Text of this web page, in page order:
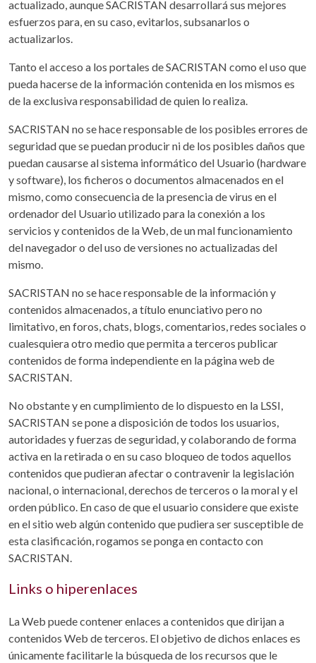
actualizado, aunque SACRISTAN desarrollará sus mejores
esfuerzos para, en su caso, evitarlos, subsanarlos o
actualizarlos.
Tanto el acceso a los portales de SACRISTAN como el uso que
pueda hacerse de la información contenida en los mismos es
de la exclusiva responsabilidad de quien lo realiza.
SACRISTAN no se hace responsable de los posibles errores de
seguridad que se puedan producir ni de los posibles daños que
puedan causarse al sistema informático del Usuario (hardware
y software), los ficheros o documentos almacenados en el
mismo, como consecuencia de la presencia de virus en el
ordenador del Usuario utilizado para la conexión a los
servicios y contenidos de la Web, de un mal funcionamiento
del navegador o del uso de versiones no actualizadas del
mismo.
SACRISTAN no se hace responsable de la información y
contenidos almacenados, a título enunciativo pero no
limitativo, en foros, chats, blogs, comentarios, redes sociales o
cualesquiera otro medio que permita a terceros publicar
contenidos de forma independiente en la página web de
SACRISTAN.
No obstante y en cumplimiento de lo dispuesto en la LSSI,
SACRISTAN se pone a disposición de todos los usuarios,
autoridades y fuerzas de seguridad, y colaborando de forma
activa en la retirada o en su caso bloqueo de todos aquellos
contenidos que pudieran afectar o contravenir la legislación
nacional, o internacional, derechos de terceros o la moral y el
orden público. En caso de que el usuario considere que existe
en el sitio web algún contenido que pudiera ser susceptible de
esta clasificación, rogamos se ponga en contacto con
SACRISTAN.
Links o hiperenlaces
La Web puede contener enlaces a contenidos que dirijan a
contenidos Web de terceros. El objetivo de dichos enlaces es
únicamente facilitarle la búsqueda de los recursos que le